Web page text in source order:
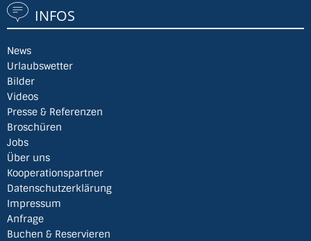
INFOS
News
Urlaubswetter
Bilder
Videos
Presse & Referenzen
Broschüren
Jobs
Über uns
Kooperationspartner
Datenschutzerklärung
Impressum
Anfrage
Buchen & Reservieren